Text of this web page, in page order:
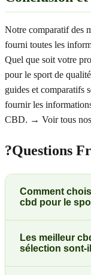
Notre comparatif des
fourni toutes les
Quel que soit votre
pour le sport de
guides et comparatifs
fournir les
CBD. → Voir tous
?Questions
Comment
cbd pour le
Les meilleur
sélection sont-